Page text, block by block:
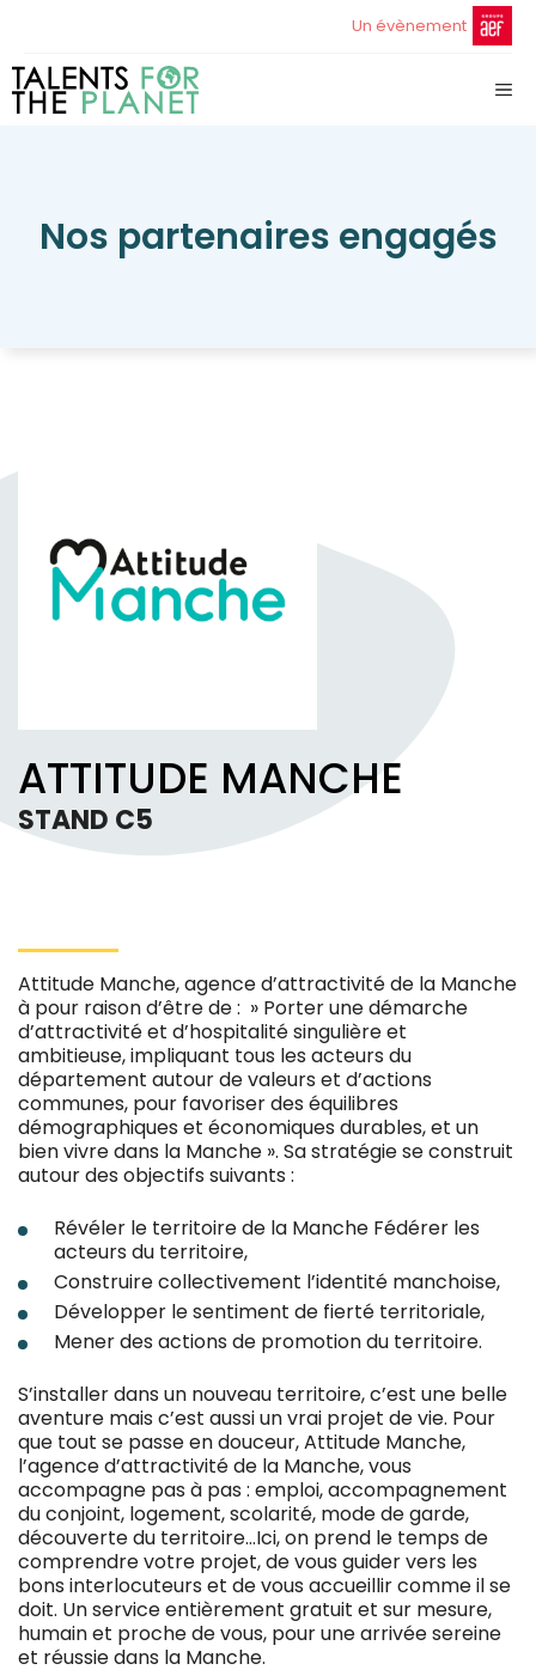
Un évènement
Nos partenaires engagés
ATTITUDE MANCHE
STAND C5
Attitude Manche, agence d’attractivité de la Manche
à pour raison d’être de : » Porter une démarche
d’attractivité et d’hospitalité singulière et
ambitieuse, impliquant tous les acteurs du
département autour de valeurs et d’actions
communes, pour favoriser des équilibres
démographiques et économiques durables, et un
bien vivre dans la Manche ». Sa stratégie se construit
autour des objectifs suivants :
Révéler le territoire de la Manche Fédérer les
acteurs du territoire,
Construire collectivement l’identité manchoise,
Développer le sentiment de fierté territoriale,
Mener des actions de promotion du territoire.
S’installer dans un nouveau territoire, c’est une belle
aventure mais c’est aussi un vrai projet de vie. Pour
que tout se passe en douceur, Attitude Manche,
l’agence d’attractivité de la Manche, vous
accompagne pas à pas : emploi, accompagnement
du conjoint, logement, scolarité, mode de garde,
découverte du territoire…Ici, on prend le temps de
comprendre votre projet, de vous guider vers les
bons interlocuteurs et de vous accueillir comme il se
doit. Un service entièrement gratuit et sur mesure,
humain et proche de vous, pour une arrivée sereine
et réussie dans la Manche.